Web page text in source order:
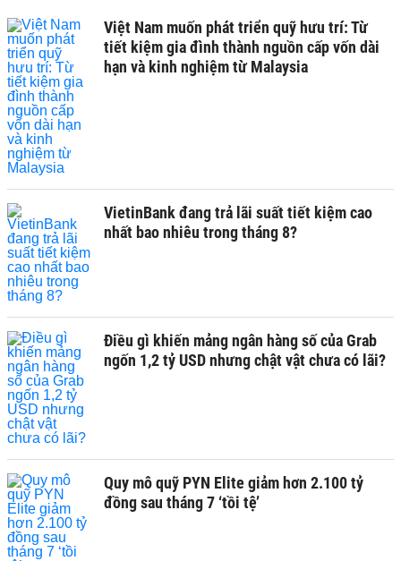
Việt Nam muốn phát triển quỹ hưu trí: Từ
tiết kiệm gia đình thành nguồn cấp vốn dài
hạn và kinh nghiệm từ Malaysia
VietinBank đang trả lãi suất tiết kiệm cao
nhất bao nhiêu trong tháng 8?
Điều gì khiến mảng ngân hàng số của Grab
ngốn 1,2 tỷ USD nhưng chật vật chưa có lãi?
Quy mô quỹ PYN Elite giảm hơn 2.100 tỷ
đồng sau tháng 7 ‘tồi tệ’